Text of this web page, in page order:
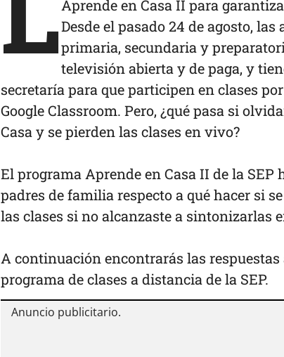
Aprende en Casa II para
Desde el pasado 24 de agosto,
primaria, secundaria y
televisión abierta y de paga, y
secretaría para que participen en clases
Google Classroom. Pero, ¿qué pasa si
Casa y se pierden las clases en vivo?
El programa Aprende en Casa II de la
padres de familia respecto a qué hacer si
las clases si no alcanzaste a sintonizarlas
A continuación encontrarás las respuestas
programa de clases a distancia de la SEP.